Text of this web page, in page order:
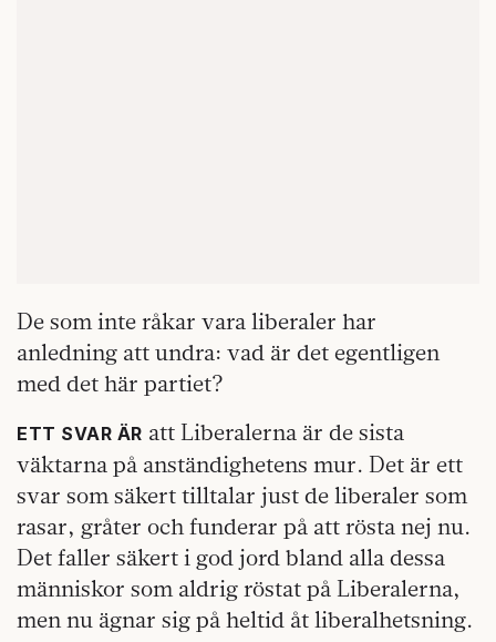
De som inte råkar vara liberaler har
anledning att undra: vad är det egentligen
med det här partiet?
ETT SVAR ÄR att Liberalerna är de sista
väktarna på anständighetens mur. Det är ett
svar som säkert tilltalar just de liberaler som
rasar, gråter och funderar på att rösta nej nu.
Det faller säkert i god jord bland alla dessa
människor som aldrig röstat på Liberalerna,
men nu ägnar sig på heltid åt liberalhetsning.